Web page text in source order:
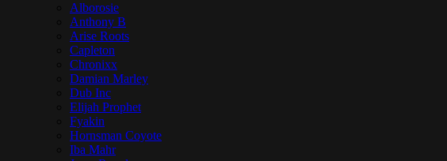
Alborosie
Anthony B
Arise Roots
Capleton
Chronixx
Damian Marley
Dub Inc
Elijah Prophet
Fyakin
Hornsman Coyote
Iba Mahr